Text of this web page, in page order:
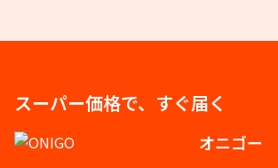
スーパー価格で、すぐ届く
オニゴー